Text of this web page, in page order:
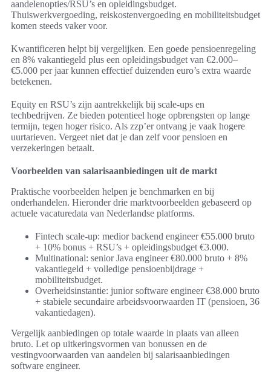
aandelenopties/RSU’s en opleidingsbudget.
Thuiswerkvergoeding, reiskostenvergoeding en mobiliteitsbudget
komen steeds vaker voor.
Kwantificeren helpt bij vergelijken. Een goede pensioenregeling
en 8% vakantiegeld plus een opleidingsbudget van €2.000–
€5.000 per jaar kunnen effectief duizenden euro’s extra waarde
betekenen.
Equity en RSU’s zijn aantrekkelijk bij scale-ups en
techbedrijven. Ze bieden potentieel hoge opbrengsten op lange
termijn, tegen hoger risico. Als zzp’er ontvang je vaak hogere
uurtarieven. Vergeet niet dat je dan zelf voor pensioen en
verzekeringen betaalt.
Voorbeelden van salarisaanbiedingen uit de markt
Praktische voorbeelden helpen je benchmarken en bij
onderhandelen. Hieronder drie marktvoorbeelden gebaseerd op
actuele vacaturedata van Nederlandse platforms.
Fintech scale-up: medior backend engineer €55.000 bruto
+ 10% bonus + RSU’s + opleidingsbudget €3.000.
Multinational: senior Java engineer €80.000 bruto + 8%
vakantiegeld + volledige pensioenbijdrage +
mobiliteitsbudget.
Overheidsinstantie: junior software engineer €38.000 bruto
+ stabiele secundaire arbeidsvoorwaarden IT (pensioen, 36
vakantiedagen).
Vergelijk aanbiedingen op totale waarde in plaats van alleen
bruto. Let op uitkeringsvormen van bonussen en de
vestingvoorwaarden van aandelen bij salarisaanbiedingen
software engineer.